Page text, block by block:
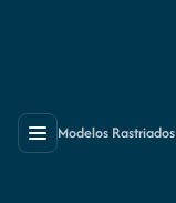
Modelos Rastriados